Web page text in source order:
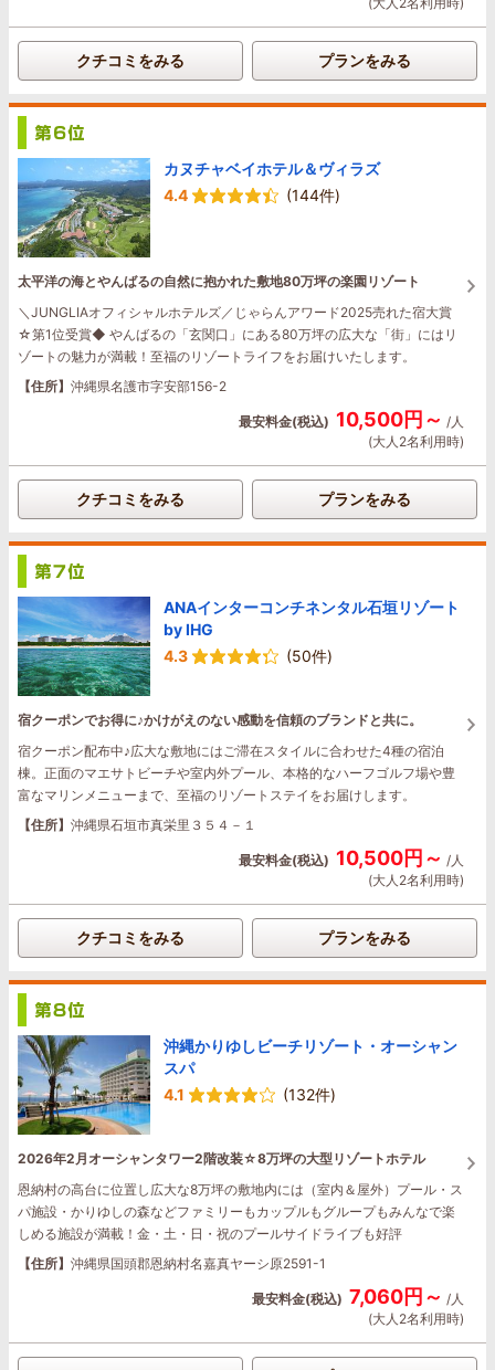
クチコミをみる プランをみる
カヌチャベイホテル＆ヴィラズ
4.4
(144件)
太平洋の海とやんばるの自然に抱かれた敷地80万坪の楽園リゾート
＼JUNGLIAオフィシャルホテルズ／じゃらんアワード2025売れた宿大賞
☆第1位受賞◆ やんばるの「玄関口」にある80万坪の広大な「街」にはリ
ゾートの魅力が満載！至福のリゾートライフをお届けいたします。
【住所】 沖縄県名護市字安部156-2
最安料金(税込) 10,500円～ /人
(大人2名利用時)
クチコミをみる プランをみる
ANAインターコンチネンタル石垣リゾート
by IHG
4.3
(50件)
宿クーポンでお得に♪かけがえのない感動を信頼のブランドと共に。
宿クーポン配布中♪広大な敷地にはご滞在スタイルに合わせた4種の宿泊
棟。正面のマエサトビーチや室内外プール、本格的なハーフゴルフ場や豊
富なマリンメニューまで、至福のリゾートステイをお届けします。
【住所】 沖縄県石垣市真栄里３５４－１
最安料金(税込) 10,500円～ /人
(大人2名利用時)
クチコミをみる プランをみる
沖縄かりゆしビーチリゾート・オーシャン
スパ
4.1
(132件)
2026年2月オーシャンタワー2階改装☆8万坪の大型リゾートホテル
恩納村の高台に位置し広大な8万坪の敷地内には（室内＆屋外）プール・ス
パ施設・かりゆしの森などファミリーもカップルもグループもみんなで楽
しめる施設が満載！金・土・日・祝のプールサイドライブも好評
【住所】 沖縄県国頭郡恩納村名嘉真ヤーシ原2591-1
最安料金(税込) 7,060円～ /人
(大人2名利用時)